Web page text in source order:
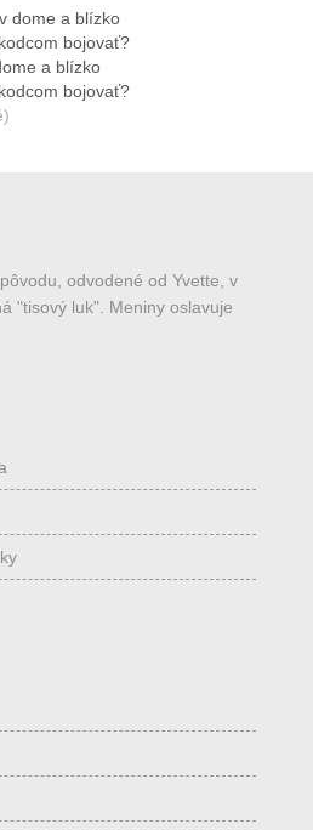
a blízko
bojovať?
odvodené od Yvette, v
"tisový luk". Meniny oslavuje